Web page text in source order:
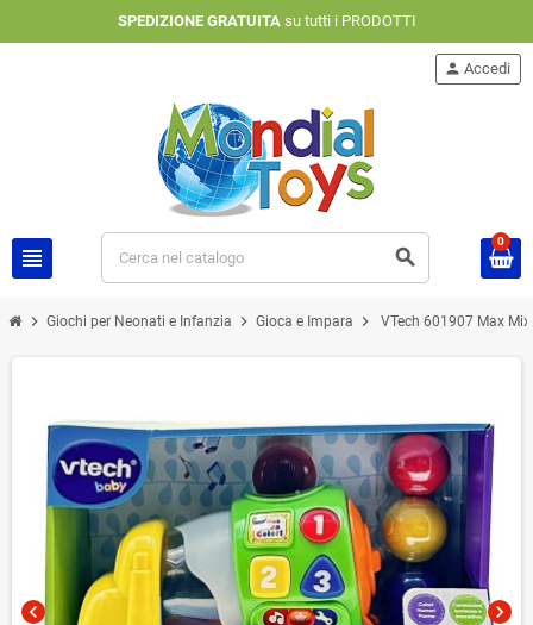
SPEDIZIONE GRATUITAsu tutti i PRODOTTI
view_headline search
person Accedi
0
chevron_right Giochi per Neonati e Infanzia chevron_right Gioca e Impara chevron_right VTech 601907 Max
chevron_left chevron_right